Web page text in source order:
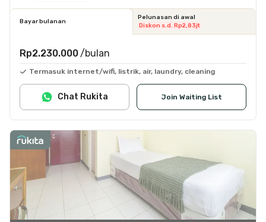
Bayar bulanan
Pelunasan di awal
Diskon s.d. Rp2,83jt
Rp2.230.000 /bulan
Termasuk internet/wifi, listrik, air, laundry, cleaning
Join Waiting List
Chat Rukita